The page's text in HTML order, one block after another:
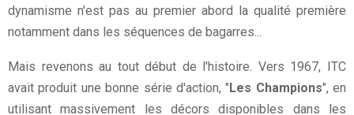
dynamisme n'est pas au premier abord la qualité première
notamment dans les séquences de bagarres...
Mais revenons au tout début de l'histoire. Vers 1967, ITC
avait produit une bonne série d'action, "Les Champions", en
utilisant massivement les décors disponibles dans les